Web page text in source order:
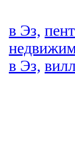
в Эз,
в Эз,